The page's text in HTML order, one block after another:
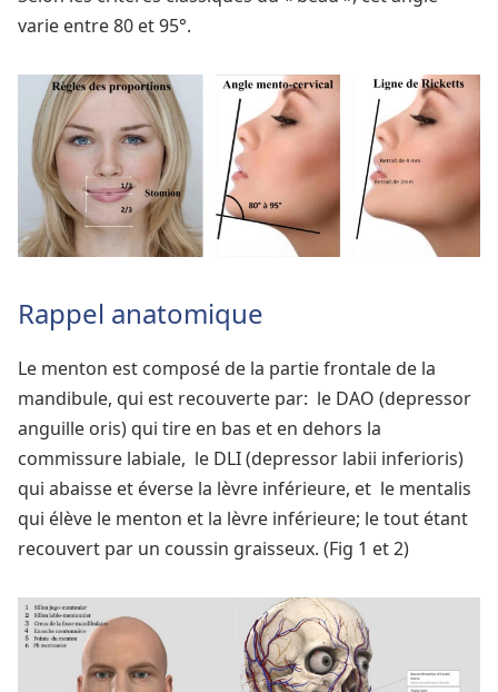
varie entre 80 et 95°.
Rappel anatomique
Le menton est composé de la partie frontale de la
mandibule, qui est recouverte par: ­ le DAO (depressor
anguille oris) qui tire en bas et en dehors la
commissure labiale, ­ le DLI (depressor labii inferioris)
qui abaisse et éverse la lèvre inférieure, et ­ le mentalis
qui élève le menton et la lèvre inférieure; le tout étant
recouvert par un coussin graisseux. (Fig 1 et 2)